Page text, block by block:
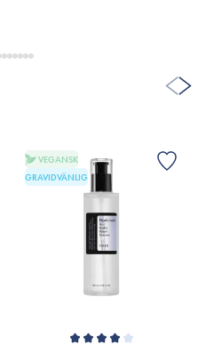
VEGANSK
GRAVIDVÄNLIG